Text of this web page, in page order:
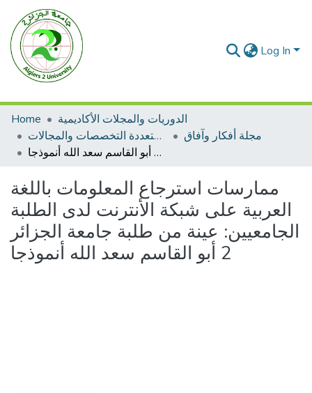
Log In
Home
الدوريات والمجلات الأكاديمية
مجلات متعددة التخصصات والمجالات
مجلة أفكار وآفاق
ممارسات استرجاع المعلومات باللغة العربية على شبكة الأنترنت لدى الطلبة الجامعيين: عينة من طلبة جامعة الجزائر 2 أبو القاسم سعد الله أنموذجا
ممارسات استرجاع المعلومات باللغة
العربية على شبكة الأنترنت لدى الطلبة
الجامعيين: عينة من طلبة جامعة الجزائر
2 أبو القاسم سعد الله أنموذجا